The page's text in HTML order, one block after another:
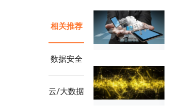
相关推荐
数据安全
云/大数据